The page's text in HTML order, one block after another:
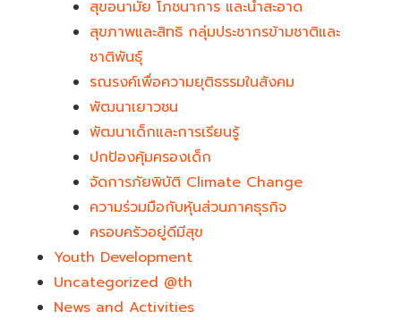
สุขอนามัย โภชนาการ และน้ำสะอาด
สุขภาพและสิทธิ กลุ่มประชากรข้ามชาติและ
ชาติพันธุ์
รณรงค์เพื่อความยุติธรรมในสังคม
พัฒนาเยาวชน
พัฒนาเด็กและการเรียนรู้
ปกป้องคุ้มครองเด็ก
จัดการภัยพิบัติ Climate Change
ความร่วมมือกับหุ้นส่วนภาคธุรกิจ
ครอบครัวอยู่ดีมีสุข
Youth Development​
Uncategorized @th
News and Activities